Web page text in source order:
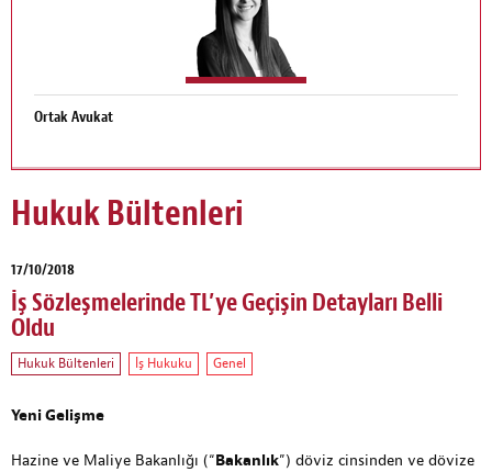
Ortak Avukat
Hukuk Bültenleri
17/10/2018
İş Sözleşmelerinde TL’ye Geçişin Detayları Belli
Oldu
Hukuk Bültenleri İş Hukuku Genel
Yeni Gelişme
Hazine ve Maliye Bakanlığı (“Bakanlık”) döviz cinsinden ve dövize